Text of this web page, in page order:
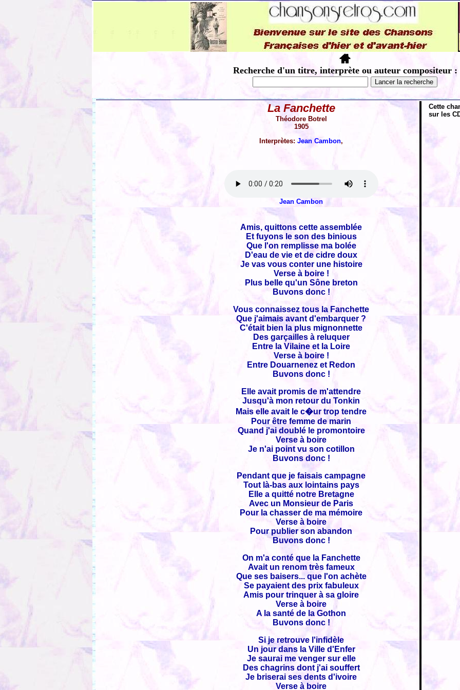
Recherche d'un titre, interprète ou auteur compositeur :
La Fanchette
Théodore Botrel
1905
Interprètes: Jean Cambon,
Jean Cambon
Amis, quittons cette assemblée
Et fuyons le son des binious
Que l'on remplisse ma bolée
D'eau de vie et de cidre doux
Je vas vous conter une histoire
Verse à boire !
Plus belle qu'un Sône breton
Buvons donc !
Vous connaissez tous la Fanchette
Que j'aimais avant d'embarquer ?
C'était bien la plus mignonnette
Des garçailles à reluquer
Entre la Vilaine et la Loire
Verse à boire !
Entre Douarnenez et Redon
Buvons donc !
Elle avait promis de m'attendre
Jusqu'à mon retour du Tonkin
Mais elle avait le c�ur trop tendre
Pour être femme de marin
Quand j'ai doublé le promontoire
Verse à boire
Je n'ai point vu son cotillon
Buvons donc !
Pendant que je faisais campagne
Tout là-bas aux lointains pays
Elle a quitté notre Bretagne
Avec un Monsieur de Paris
Pour la chasser de ma mémoire
Verse à boire
Pour publier son abandon
Buvons donc !
On m'a conté que la Fanchette
Avait un renom très fameux
Que ses baisers... que l'on achète
Se payaient des prix fabuleux
Amis pour trinquer à sa gloire
Verse à boire
A la santé de la Gothon
Buvons donc !
Si je retrouve l'infidèle
Un jour dans la Ville d'Enfer
Je saurai me venger sur elle
Des chagrins dont j'ai souffert
Je briserai ses dents d'ivoire
Verse à boire
Cette
sur les